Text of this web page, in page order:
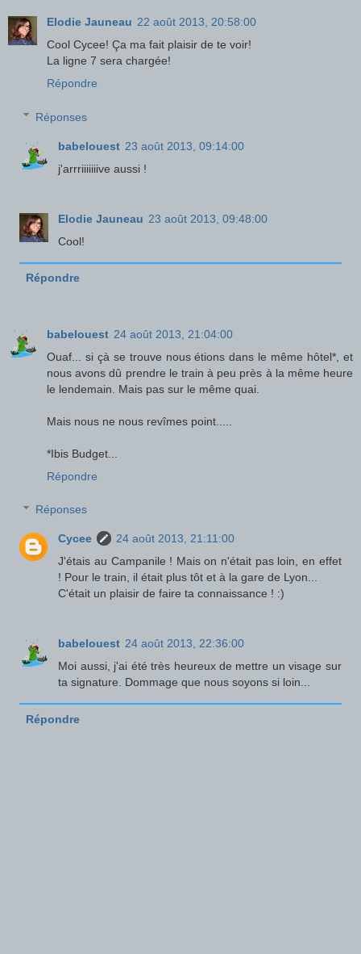
Elodie Jauneau 22 août 2013, 20:58:00
Cool Cycee! Ça ma fait plaisir de te voir!
La ligne 7 sera chargée!
Répondre
Réponses
babelouest 23 août 2013, 09:14:00
j'arrriiiiiiive aussi !
Elodie Jauneau 23 août 2013, 09:48:00
Cool!
Répondre
babelouest 24 août 2013, 21:04:00
Ouaf... si çà se trouve nous étions dans le même hôtel*, et
nous avons dû prendre le train à peu près à la même heure
le lendemain. Mais pas sur le même quai.
Mais nous ne nous revîmes point.....
*Ibis Budget...
Répondre
Réponses
Cycee
24 août 2013, 21:11:00
J'étais au Campanile ! Mais on n'était pas loin, en effet
! Pour le train, il était plus tôt et à la gare de Lyon...
C'était un plaisir de faire ta connaissance ! :)
babelouest 24 août 2013, 22:36:00
Moi aussi, j'ai été très heureux de mettre un visage sur
ta signature. Dommage que nous soyons si loin...
Répondre